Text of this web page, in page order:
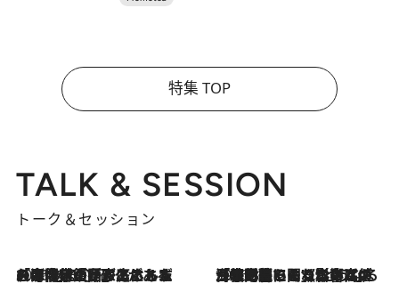
特集 TOP
TALK & SESSION
トーク＆セッション
2026.8.3
「今後値上げがあるとすれば…」「リスクがあるのは今年の冬」エネルギー専門家が語る、ホルムズ海峡封鎖が家庭にもたらす“ある心配” 2026.8.3
「住宅建てられない…」「サーチャージ料の高値が続いている」ホルムズ海峡封鎖による影響はいつまで続く？《エネルギー専門家に聞く“どうなる日本の暮らし”》